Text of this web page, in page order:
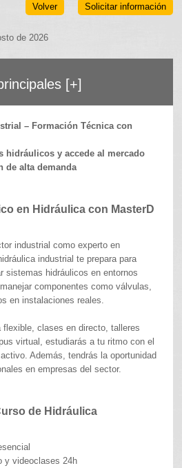
Solicitar información
Volver
de 2026
[+]
– Formación Técnica con
hidráulicos y accede al mercado
de alta demanda
en Hidráulica con MasterD
industrial como experto en
industrial te prepara para
sistemas hidráulicos en entornos
componentes como válvulas,
en instalaciones reales.
clases en directo, talleres
virtual, estudiarás a tu ritmo con el
Además, tendrás la oportunidad
en empresas del sector.
de Hidráulica
y videoclases 24h